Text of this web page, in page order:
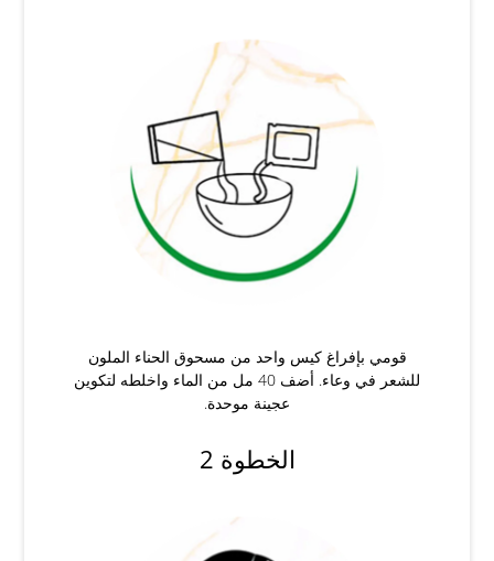
قومي بإفراغ كيس واحد من مسحوق الحناء الملون
للشعر في وعاء. أضف 40 مل من الماء واخلطه لتكوين
عجينة موحدة.
الخطوة 2